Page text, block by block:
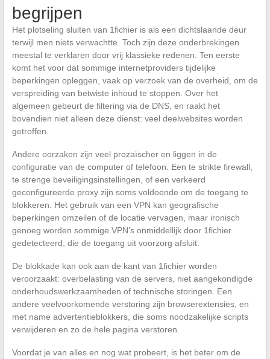
begrijpen
Het plotseling sluiten van 1fichier is als een dichtslaande deur
terwijl men niets verwachtte. Toch zijn deze onderbrekingen
meestal te verklaren door vrij klassieke redenen. Ten eerste
komt het voor dat sommige internetproviders tijdelijke
beperkingen opleggen, vaak op verzoek van de overheid, om de
verspreiding van betwiste inhoud te stoppen. Over het
algemeen gebeurt de filtering via de DNS, en raakt het
bovendien niet alleen deze dienst: veel deelwebsites worden
getroffen.
Andere oorzaken zijn veel prozaïscher en liggen in de
configuratie van de computer of telefoon. Een te strikte firewall,
te strenge beveiligingsinstellingen, of een verkeerd
geconfigureerde proxy zijn soms voldoende om de toegang te
blokkeren. Het gebruik van een VPN kan geografische
beperkingen omzeilen of de locatie vervagen, maar ironisch
genoeg worden sommige VPN’s onmiddellijk door 1fichier
gedetecteerd, die de toegang uit voorzorg afsluit.
De blokkade kan ook aan de kant van 1fichier worden
veroorzaakt: overbelasting van de servers, niet aangekondigde
onderhoudswerkzaamheden of technische storingen. Een
andere veelvoorkomende verstoring zijn browserextensies, en
met name advertentieblokkers, die soms noodzakelijke scripts
verwijderen en zo de hele pagina verstoren.
Voordat je van alles en nog wat probeert, is het beter om de